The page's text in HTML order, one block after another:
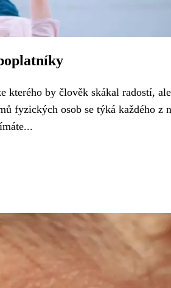
kterého by člověk skákal radostí, ale
fyzických osob se týká každého z